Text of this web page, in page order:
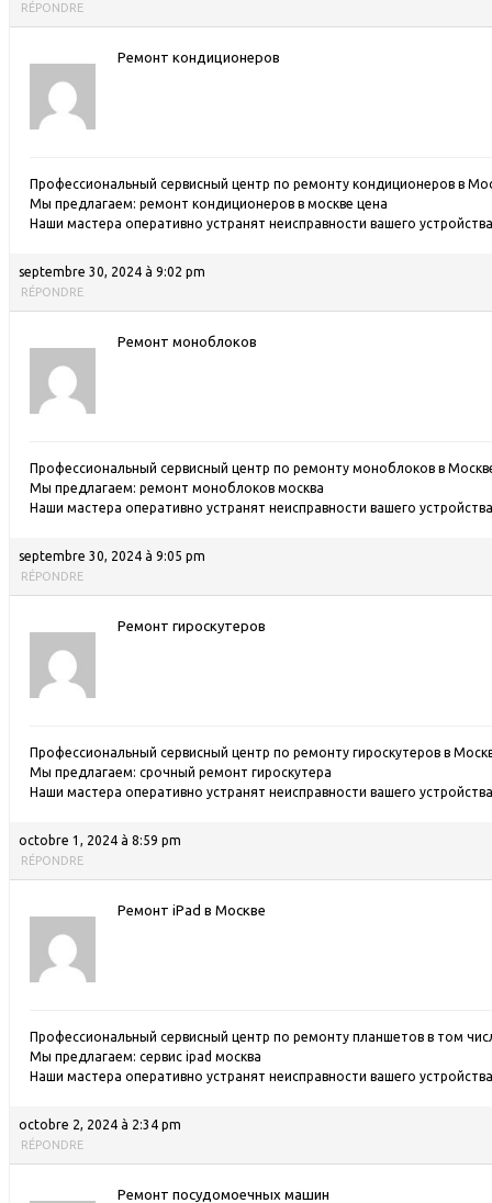
RÉPONDRE
Ремонт кондиционеров
Профессиональный сервисный центр по ремонту кондиционеров в
Мы предлагаем: ремонт кондиционеров в москве цена
Наши мастера оперативно устранят неисправности вашего
septembre 30, 2024 à 9:02 pm
RÉPONDRE
Ремонт моноблоков
Профессиональный сервисный центр по ремонту моноблоков в
Мы предлагаем: ремонт моноблоков москва
Наши мастера оперативно устранят неисправности вашего
septembre 30, 2024 à 9:05 pm
RÉPONDRE
Ремонт гироскутеров
Профессиональный сервисный центр по ремонту гироскутеров в
Мы предлагаем: срочный ремонт гироскутера
Наши мастера оперативно устранят неисправности вашего
octobre 1, 2024 à 8:59 pm
RÉPONDRE
Ремонт iPad в Москве
Профессиональный сервисный центр по ремонту планшетов в том
Мы предлагаем: сервис ipad москва
Наши мастера оперативно устранят неисправности вашего
octobre 2, 2024 à 2:34 pm
RÉPONDRE
Ремонт посудомоечных машин